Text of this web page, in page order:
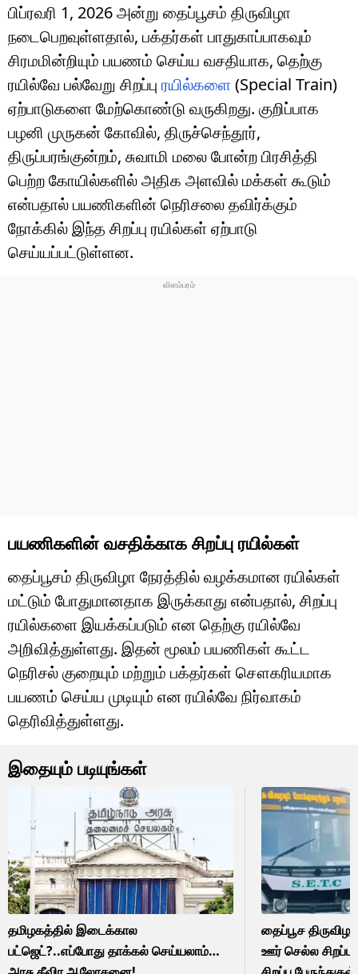
பிப்ரவரி 1, 2026 அன்று தைப்பூசம் திருவிழா
நடைபெறவுள்ளதால், பக்தர்கள் பாதுகாப்பாகவும்
சிரமமின்றியும் பயணம் செய்ய வசதியாக, தெற்கு
ரயில்வே பல்வேறு சிறப்பு ரயில்களை (Special Train)
ஏற்பாடுகளை மேற்கொண்டு வருகிறது. குறிப்பாக
பழனி முருகன் கோவில், திருச்செந்தூர்,
திருப்பரங்குன்றம், சுவாமி மலை போன்ற பிரசித்தி
பெற்ற கோயில்களில் அதிக அளவில் மக்கள் கூடும்
என்பதால் பயணிகளின் நெரிசலை தவிர்க்கும்
நோக்கில் இந்த சிறப்பு ரயில்கள் ஏற்பாடு
செய்யப்பட்டுள்ளன.
பயணிகளின் வசதிக்காக சிறப்பு ரயில்கள்
தைப்பூசம் திருவிழா நேரத்தில் வழக்கமான ரயில்கள்
மட்டும் போதுமானதாக இருக்காது என்பதால், சிறப்பு
ரயில்களை இயக்கப்படும் என தெற்கு ரயில்வே
அறிவித்துள்ளது. இதன் மூலம் பயணிகள் கூட்ட
நெரிசல் குறையும் மற்றும் பக்தர்கள் சௌகரியமாக
பயணம் செய்ய முடியும் என ரயில்வே நிர்வாகம்
தெரிவித்துள்ளது.
இதையும் படியுங்கள்
தமிழகத்தில் இடைக்கால
பட்ஜெட்?..எப்போது தாக்கல் செய்யலாம்…
தைப்பூச
ஊர் செல்ல